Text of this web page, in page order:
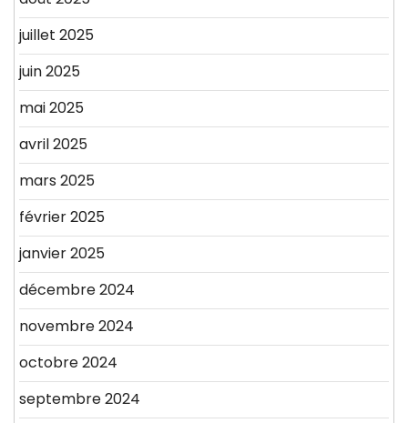
juillet 2025
juin 2025
mai 2025
avril 2025
mars 2025
février 2025
janvier 2025
décembre 2024
novembre 2024
octobre 2024
septembre 2024